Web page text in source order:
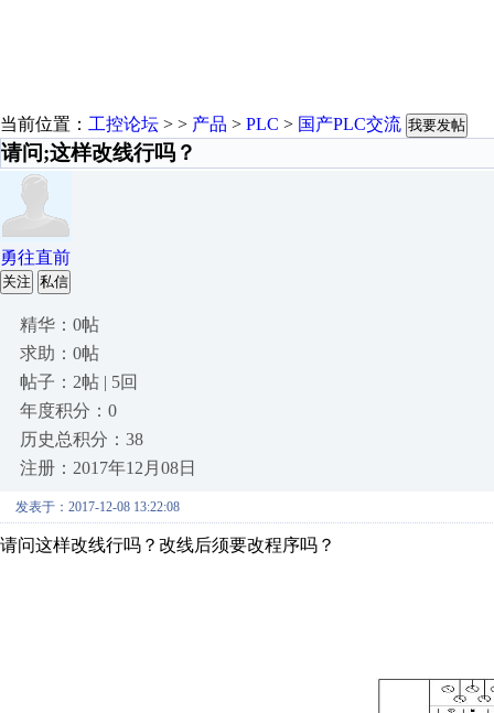
当前位置： 工控论坛 > > 产品 > PLC > 国产PLC交流 我要发帖
请问;这样改线行吗？
勇往直前
关注 私信
精华：0帖
求助：0帖
帖子：2帖 | 5回
年度积分：0
历史总积分：38
注册：2017年12月08日
发表于：2017-12-08 13:22:08
请问这样改线行吗？改线后须要改程序吗？